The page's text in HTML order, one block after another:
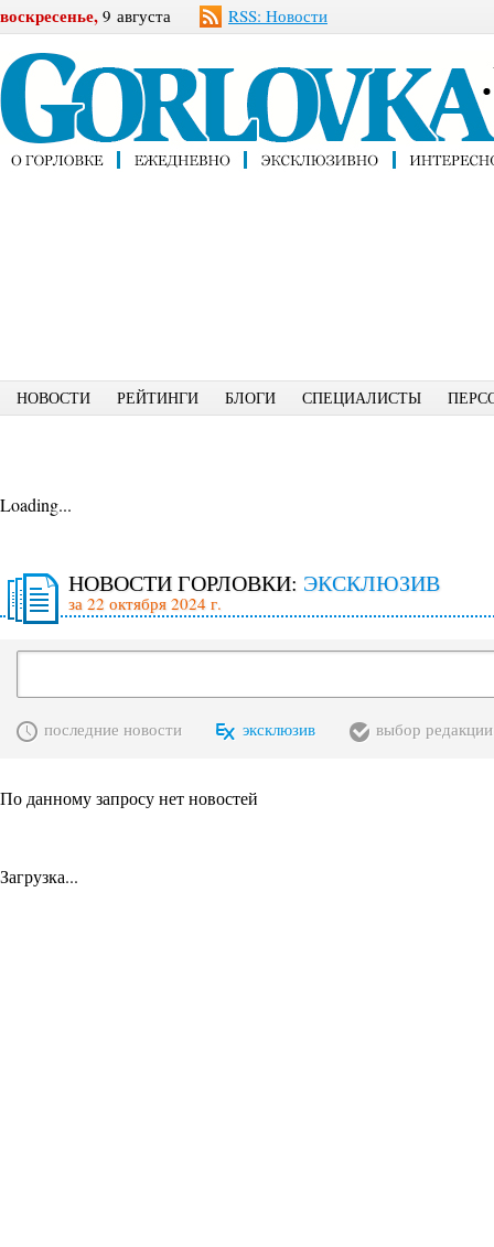
воскресенье, 9 августа RSS: Новости
НОВОСТИ РЕЙТИНГИ БЛОГИ СПЕЦИАЛИСТЫ
Loading...
НОВОСТИ ГОРЛОВКИ: ЭКСКЛЮЗИВ
за 22 октября 2024 г.
последние новости эксклюзив выбор редакции
По данному запросу нет новостей
Загрузка...